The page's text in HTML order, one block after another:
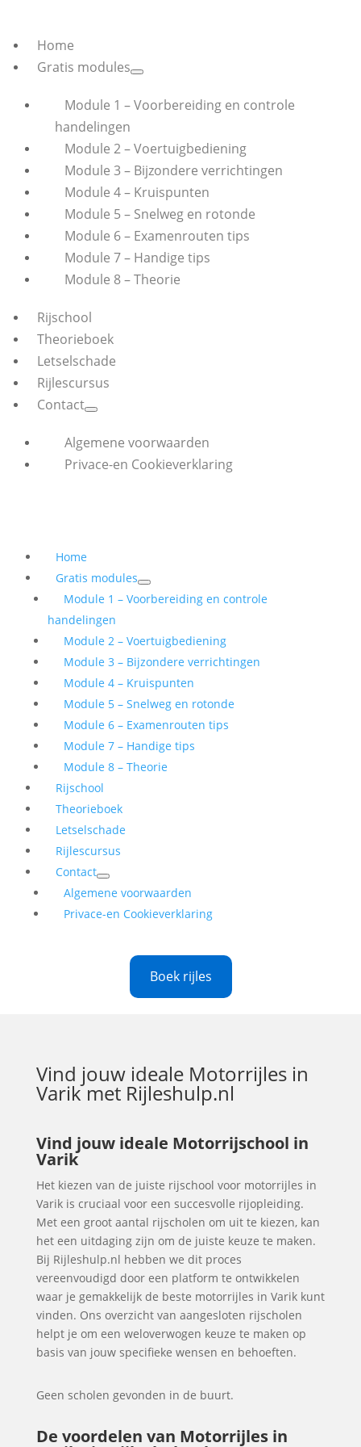
Home
Gratis modules
Module 1 – Voorbereiding en controle
handelingen
Module 2 – Voertuigbediening
Module 3 – Bijzondere verrichtingen
Module 4 – Kruispunten
Module 5 – Snelweg en rotonde
Module 6 – Examenrouten tips
Module 7 – Handige tips
Module 8 – Theorie
Rijschool
Theorieboek
Letselschade
Rijlescursus
Contact
Algemene voorwaarden
Privace-en Cookieverklaring
Home
Gratis modules
Module 1 – Voorbereiding en controle
handelingen
Module 2 – Voertuigbediening
Module 3 – Bijzondere verrichtingen
Module 4 – Kruispunten
Module 5 – Snelweg en rotonde
Module 6 – Examenrouten tips
Module 7 – Handige tips
Module 8 – Theorie
Rijschool
Theorieboek
Letselschade
Rijlescursus
Contact
Algemene voorwaarden
Privace-en Cookieverklaring
Boek rijles
Vind jouw ideale Motorrijles in
Varikmet Rijleshulp.nl
Vind jouw ideale Motorrijschool in
Varik
Het kiezen van de juiste rijschool voor motorrijles in
Varik is cruciaal voor een succesvolle rijopleiding.
Met een groot aantal rijscholen om uit te kiezen, kan
het een uitdaging zijn om de juiste keuze te maken.
Bij Rijleshulp.nl hebben we dit proces
vereenvoudigd door een platform te ontwikkelen
waar je gemakkelijk de beste motorrijles in Varik kunt
vinden. Ons overzicht van aangesloten rijscholen
helpt je om een weloverwogen keuze te maken op
basis van jouw specifieke wensen en behoeften.
Geen scholen gevonden in de buurt.
De voordelen van Motorrijles in